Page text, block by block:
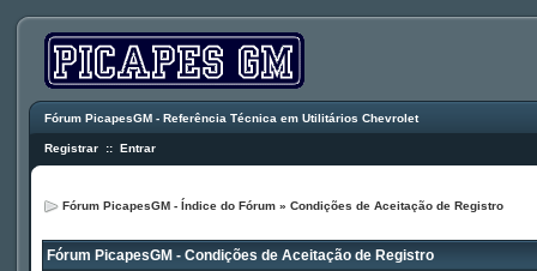
Fórum PicapesGM - Referência Técnica em Utilitários Chevrolet
Registrar :: Entrar
Fórum PicapesGM - Índice do Fórum » Condições de Aceitação de Registro
Fórum PicapesGM - Condições de Aceitação de Registro